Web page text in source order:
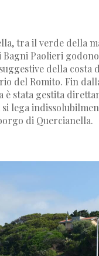
tra il verde della
Paolieri
della costa
del Romito. Fin
è stata gestita
lega
di Quercianella.